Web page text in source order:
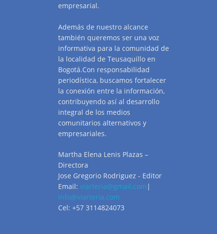
empresarial.
Además de nuestro alcance
también queremos ser una voz
informativa para la comunidad de
la localidad de Teusaquillo en
Bogotá.Con responsabilidad
periodística, buscamos fortalecer
la conexión entre la información,
contribuyendo así al desarrollo
integral de los medios
comunitarios alternativos y
empresariales.
Martha Elena Lenis Plazas –
Directora
Jose Gregorio Rodriguez - Editor
Email: viarteria@gmail.com |
info@viarteria.com
Cel: +57 3114824073